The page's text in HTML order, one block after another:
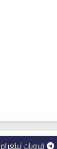
قروبات تيلغرام